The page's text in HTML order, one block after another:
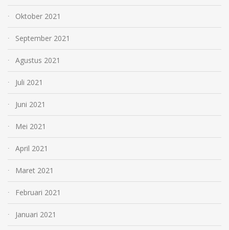
Oktober 2021
September 2021
Agustus 2021
Juli 2021
Juni 2021
Mei 2021
April 2021
Maret 2021
Februari 2021
Januari 2021